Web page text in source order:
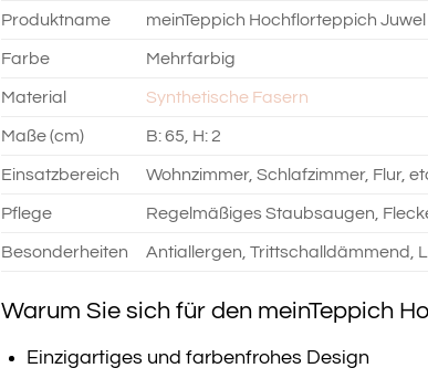
Produktname meinTeppich Hochflorteppich Juwel
Farbe Mehrfarbig
Material Synthetische Fasern
Maße (cm) B: 65, H: 2
Einsatzbereich Wohnzimmer, Schlafzimmer, Flur,
Pflege Regelmäßiges Staubsaugen,
Besonderheiten Antiallergen, Trittschalldämmend,
Warum Sie sich für den meinTeppich
Einzigartiges und farbenfrohes Design